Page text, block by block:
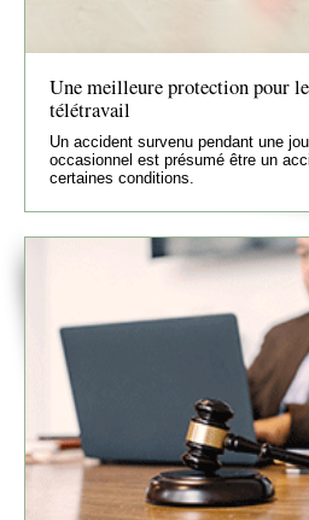
Une meilleure protection pour
télétravail
Un accident survenu pendant une
occasionnel est présumé être un
certaines conditions.